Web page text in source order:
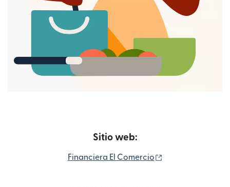
Sitio web:
Financiera El Comercio